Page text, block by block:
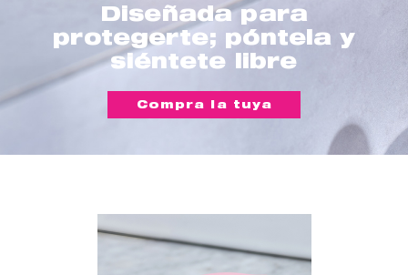
Diseñada para
protegerte; póntela y
siéntete libre
Compra la tuya